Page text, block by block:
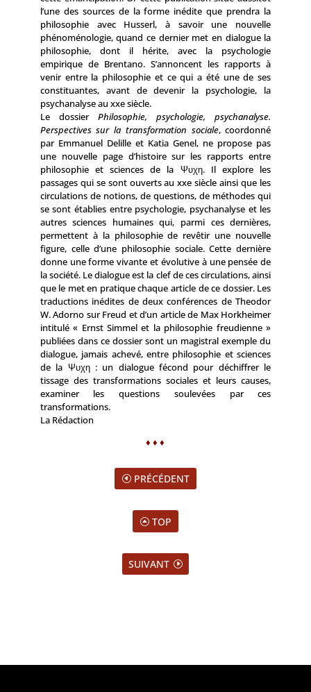
l’une des sources de la forme inédite que prendra la
philosophie avec Husserl, à savoir une nouvelle
phénoménologie, quand ce dernier met en dialogue la
philosophie, dont il hérite, avec la psychologie
empirique de Brentano. S’annoncent les rapports à
venir entre la philosophie et ce qui a été une de ses
constituantes, avant de devenir la psychologie, la
psychanalyse au xxe siècle.
Le dossier Philosophie, psychologie, psychanalyse.
Perspectives sur la trans­formation sociale, coordonné
par Emmanuel Delille et Katia Genel, ne propose pas
une nouvelle page d’histoire sur les rapports entre
philosophie et sciences de la Ψυχη. Il explore les
passages qui se sont ouverts au xxe siècle ainsi que les
circulations de notions, de questions, de méthodes qui
se sont établies entre psychologie, psychanalyse et les
autres sciences humaines qui, parmi ces dernières,
permettent à la philosophie de revêtir une nouvelle
figure, celle d’une philosophie sociale. Cette dernière
donne une forme vivante et évolutive à une pensée de
la société. Le dialogue est la clef de ces circulations, ainsi
que le met en pratique chaque article de ce dossier. Les
traductions inédites de deux conférences de Theodor
W. Adorno sur Freud et d’un article de Max Horkheimer
intitulé « Ernst Simmel et la philosophie freudienne »
publiées dans ce dossier sont un magistral exemple du
dialogue, jamais achevé, entre philosophie et sciences
de la Ψυχη : un dialogue fécond pour déchiffrer le
tissage des transformations sociales et leurs causes,
examiner les questions soulevées par ces
transformations.
La Rédaction
♦ ♦ ♦
PRÉCÉDENT
TOP
SUIVANT